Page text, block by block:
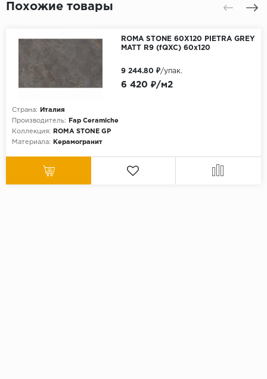
Похожие товары
ROMA STONE 60X120 PIETRA GREY
MATT R9 (fQXC) 60х120
Страна:
Италия
Производитель:
Fap Ceramiche
Коллекция:
ROMA STONE GP
Материала:
Керамогранит
6 420 ₽/м2
9 244.80 ₽/упак.